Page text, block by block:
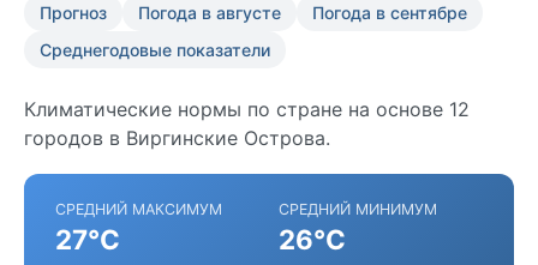
Прогноз Погода в августе
Погода в сентябре
Среднегодовые показатели
Климатические нормы по стране на основе 12
городов в Виргинские Острова.
СРЕДНИЙ МАКСИМУМ
27°C
СРЕДНИЙ МИНИМУМ
26°C